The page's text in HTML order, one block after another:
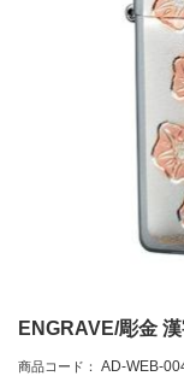
ENGRAVE/彫金 漢
商品コード： AD-WEB-